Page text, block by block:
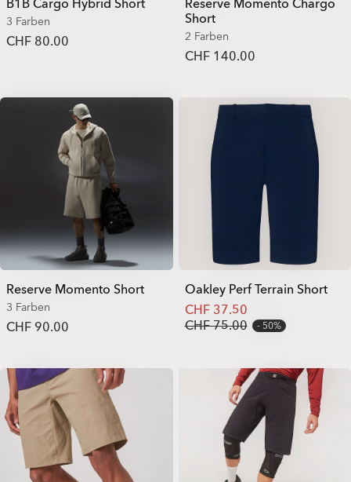
B1B Cargo Hybrid Short
3 Farben
CHF 80.00
Reserve Momento Chargo
Short
2 Farben
CHF 140.00
Reserve Momento Short
3 Farben
CHF 90.00
Oakley Perf Terrain Short
CHF 37.50
CHF 75.00
50%